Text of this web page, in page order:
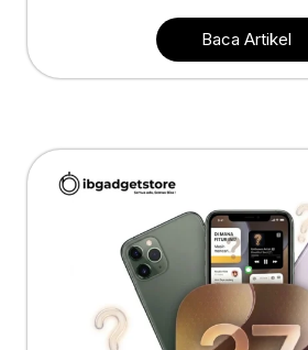
Baca Artikel